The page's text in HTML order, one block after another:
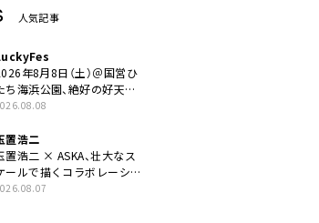
人気記事
年8月8日（土）＠国営ひ
ち海浜公園、絶好の好天の
＜LuckyFes’26＞開幕
置浩二
置浩二 × ASKA、壮大なス
ールで描くコラボレーショ
曲「音銀河」リリース決定。